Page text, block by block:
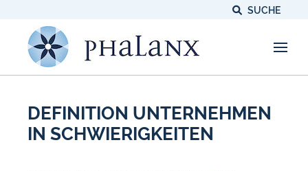
SUCHE
DEFINITION UNTERNEHMEN
IN SCHWIERIGKEITEN